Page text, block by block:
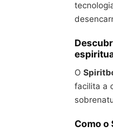
O
facilita a
Como o